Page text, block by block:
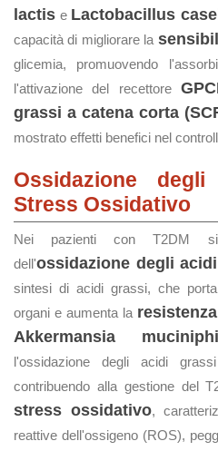
lactis e Lactobacillus
capacità di migliorare la
glicemia, promuovendo
l'attivazione del recettore
grassi a catena corta
mostrato effetti benefici nel
Ossidazione
Stress Ossidativo
Nei pazienti con T2DM
dell'ossidazione degli
sintesi di acidi grassi, che
organi e aumenta la
Akkermansia
l'ossidazione degli acidi
contribuendo alla gestione del
stress ossidativo,
reattive dell'ossigeno (ROS),